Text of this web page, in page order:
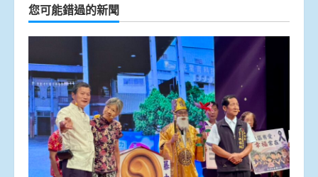
您可能錯過的新聞